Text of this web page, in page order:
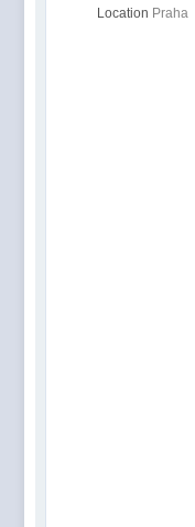
Location Praha